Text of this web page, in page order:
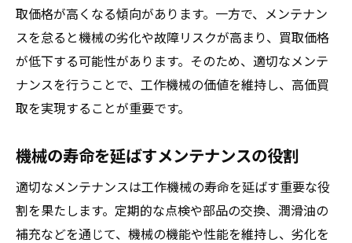
取価格が高くなる傾向があります。一方で、メンテナン
スを怠ると機械の劣化や故障リスクが高まり、買取価格
が低下する可能性があります。そのため、適切なメンテ
ナンスを行うことで、工作機械の価値を維持し、高価買
取を実現することが重要です。
機械の寿命を延ばすメンテナンスの役割
適切なメンテナンスは工作機械の寿命を延ばす重要な役
割を果たします。定期的な点検や部品の交換、潤滑油の
補充などを通じて、機械の機能や性能を維持し、劣化を